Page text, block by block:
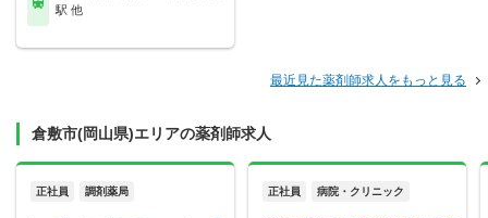
駅 他
最近見た薬剤師求人をもっと見る
倉敷市(岡山県)エリアの薬剤師求人
正社員 調剤薬局 正社員 病院・クリニック